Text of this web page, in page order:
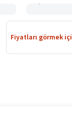
Fiyatları görmek